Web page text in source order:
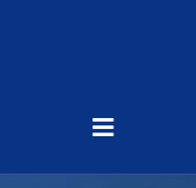
Toggle